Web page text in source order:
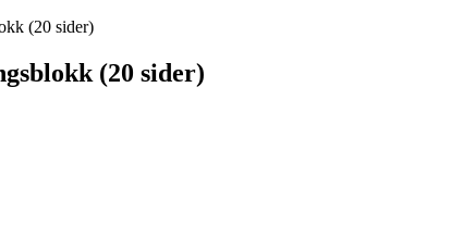
(20 sider)
(20 sider)